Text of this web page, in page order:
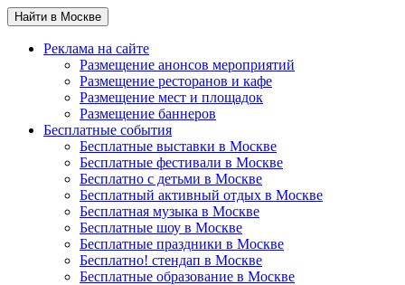
Найти в Москве
Реклама на сайте
Размещение анонсов мероприятий
Размещение ресторанов и кафе
Размещение мест и площадок
Размещение баннеров
Бесплатные события
Бесплатные выставки в Москве
Бесплатные фестивали в Москве
Бесплатно с детьми в Москве
Бесплатный активный отдых в Москве
Бесплатная музыка в Москве
Бесплатные шоу в Москве
Бесплатные праздники в Москве
Бесплатно! стендап в Москве
Бесплатные образование в Москве